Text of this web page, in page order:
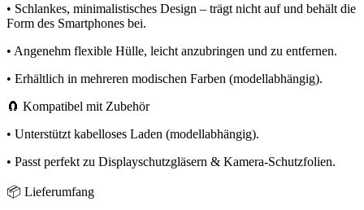
• Schlankes, minimalistisches Design – trägt nicht auf und behält die
Form des Smartphones bei.
• Angenehm flexible Hülle, leicht anzubringen und zu entfernen.
• Erhältlich in mehreren modischen Farben (modellabhängig).
🧲 Kompatibel mit Zubehör
• Unterstützt kabelloses Laden (modellabhängig).
• Passt perfekt zu Displayschutzgläsern & Kamera-Schutzfolien.
📦 Lieferumfang